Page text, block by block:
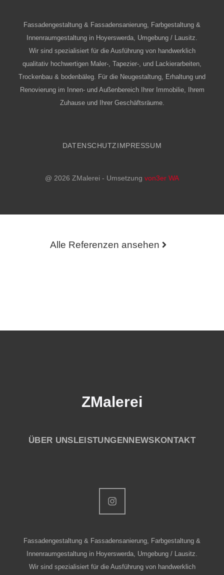
Fassadengestaltung & Fassadensanierung, Farbgestaltung &
Innenraumgestaltung in Hoyerswerda, Umgebung / Lausitz.
Wir sind spezialisiert für die Ausführung von handwerklich
qualitativ hochwertigen Maler-, Tapezier-, und Lackierarbeiten,
Trockenbau & bodenbäleg. Für die Neugestaltung, Erhaltung und
Renovierung im Innen- und Außenbereich Ihrer Immobilie, Ihrem
Zuhause und Ihrer Geschäftsräume.
DATENSCHUTZIMPRESSUM
@ 2026 ZMalerei - Umsetzung von3er WA
Alle Referenzen ansehen
ZMalerei
ÜBER UNSLEISTUNGENNEWSKONTAKT
Fassadengestaltung & Fassadensanierung, Farbgestaltung &
Innenraumgestaltung in Hoyerswerda, Umgebung / Lausitz.
Wir sind spezialisiert für die Ausführung von handwerklich